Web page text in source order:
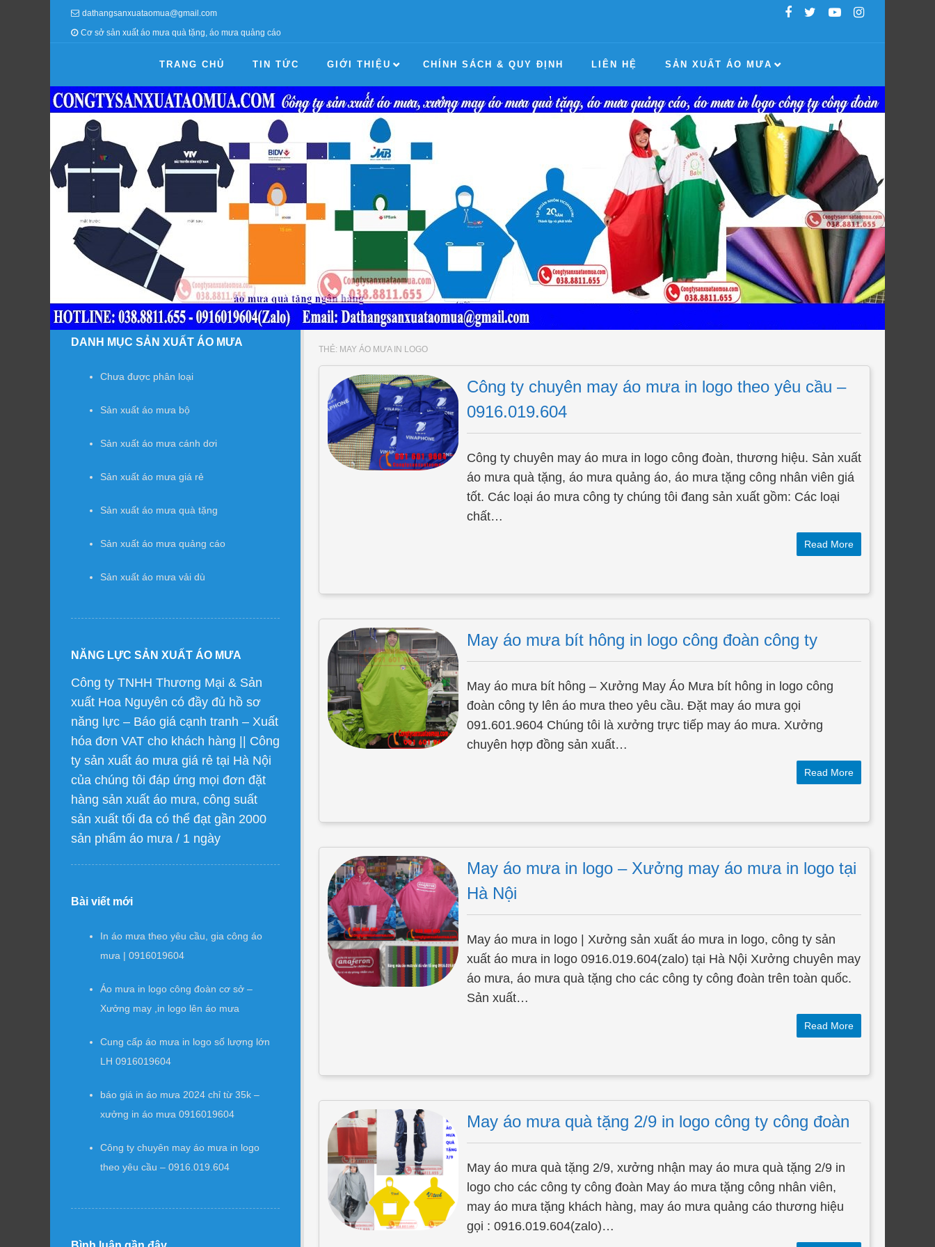
dathangsanxuataomua@gmail.com
Cơ sở sản xuất áo mưa quà tặng, áo mưa quảng cáo
TRANG CHỦ TIN TỨC GIỚI THIỆU CHÍNH SÁCH & QUY ĐỊNH LIÊN HỆ SẢN XUẤT ÁO MƯA
DANH MỤC SẢN XUẤT ÁO MƯA
Chưa được phân loại
Sản xuất áo mưa bộ
Sản xuất áo mưa cánh dơi
Sản xuất áo mưa giá rẻ
Sản xuất áo mưa quà tặng
Sản xuất áo mưa quảng cáo
Sản xuất áo mưa vải dù
NĂNG LỰC SẢN XUẤT ÁO MƯA
Công ty TNHH Thương Mại & Sản
xuất Hoa Nguyên có đầy đủ hồ sơ
năng lực – Báo giá cạnh tranh – Xuất
hóa đơn VAT cho khách hàng || Công
ty sản xuất áo mưa giá rẻ tại Hà Nội
của chúng tôi đáp ứng mọi đơn đặt
hàng sản xuất áo mưa, công suất
sản xuất tối đa có thể đạt gần 2000
sản phẩm áo mưa / 1 ngày
Bài viết mới
In áo mưa theo yêu cầu, gia công áo
mưa | 0916019604
Áo mưa in logo công đoàn cơ sở –
Xưởng may ,in logo lên áo mưa
Cung cấp áo mưa in logo số lượng lớn
LH 0916019604
báo giá in áo mưa 2024 chỉ từ 35k –
xưởng in áo mưa 0916019604
Công ty chuyên may áo mưa in logo
theo yêu cầu – 0916.019.604
THẺ: MAY ÁO MƯA IN LOGO
Công ty chuyên may áo mưa in logo theo yêu cầu –
0916.019.604
Công ty chuyên may áo mưa in logo công đoàn, thương hiệu. Sản xuất
áo mưa quà tặng, áo mưa quảng áo, áo mưa tặng công nhân viên giá
tốt. Các loại áo mưa công ty chúng tôi đang sản xuất gồm: Các loại
chất…
Read More
May áo mưa bít hông in logo công đoàn công ty
May áo mưa bít hông – Xưởng May Áo Mưa bít hông in logo công
đoàn công ty lên áo mưa theo yêu cầu. Đặt may áo mưa gọi
091.601.9604 Chúng tôi là xưởng trực tiếp may áo mưa. Xưởng
chuyên hợp đồng sản xuất…
Read More
May áo mưa in logo – Xưởng may áo mưa in logo tại
Hà Nội
May áo mưa in logo | Xưởng sản xuất áo mưa in logo, công ty sản
xuất áo mưa in logo 0916.019.604(zalo) tại Hà Nội Xưởng chuyên may
áo mưa, áo mưa quà tặng cho các công ty công đoàn trên toàn quốc.
Sản xuất…
Read More
May áo mưa quà tặng 2/9 in logo công ty công đoàn
May áo mưa quà tặng 2/9, xưởng nhận may áo mưa quà tặng 2/9 in
logo cho các công ty công đoàn May áo mưa tặng công nhân viên,
may áo mưa tặng khách hàng, may áo mưa quảng cáo thương hiệu
gọi : 0916.019.604(zalo)…